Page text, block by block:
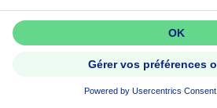
Activer
Immowelt.de
Aide
Ne passez pas à côté!
Créez une alerte pour
les nouvelles annonces